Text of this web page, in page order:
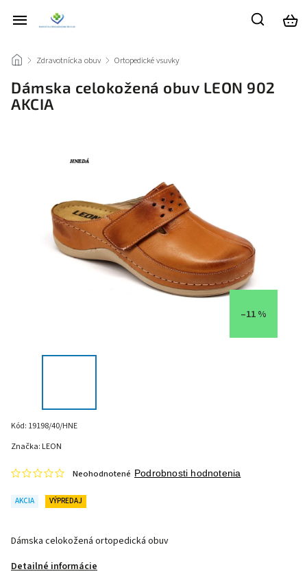
/ Zdravotnícka obuv / Ortopedické vsuvky
Dámska celokožená obuv LEON 902
AKCIA
–11 %
Kód: 19198/40/HNE
AKCIA VÝPREDAJ
Neohodnotené Podrobnosti hodnotenia
Dámska celokožená ortopedická obuv
Detailné informácie
Značka: LEON